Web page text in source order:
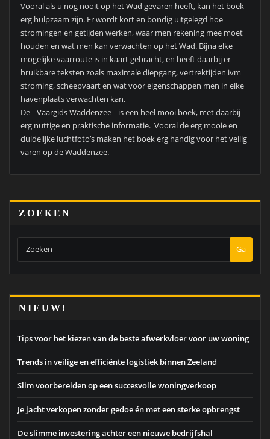
Vooral als u nog nooit op het Wad gevaren heeft, kan het boek
erg hulpzaam zijn. Er wordt kort en bondig uitgelegd hoe
stromingen en getijden werken, waar men rekening mee moet
houden en wat men kan verwachten op het Wad. Bijna elke
mogelijke vaarroute is in kaart gebracht, en heeft daarbij er
bruikbare teksten zoals maximale diepgang, vertrektijden ivm
stroming, scheepvaart en wat voor eigenschappen men in elke
havenplaats verwachten kan.
De ¨Vaargids Waddenzee¨ is een heel mooi boek, met daarbij
erg nuttige en praktische informatie. Vooral de erg mooie en
duidelijke luchtfoto’s maken het boek erg handig voor het veilig
varen op de Waddenzee.
ZOEKEN
Ga
NIEUW!
Tips voor het kiezen van de beste afwerkvloer voor uw woning
Trends in veilige en efficiënte logistiek binnen Zeeland
Slim voorbereiden op een succesvolle woningverkoop
Je jacht verkopen zonder gedoe én met een sterke opbrengst
De slimme investering achter een nieuwe bedrijfshal